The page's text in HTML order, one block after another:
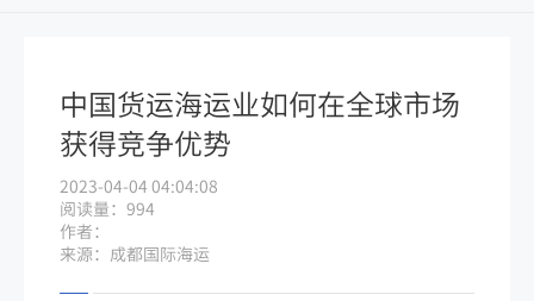
中国货运海运业如何在全球市场
获得竞争优势
2023-04-04 04:04:08
阅读量：994
作者：
来源：成都国际海运